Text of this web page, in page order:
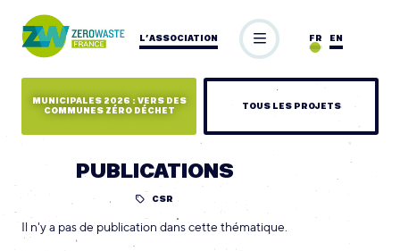
L’ASSOCIATION EN
FR
MUNICIPALES 2026 : VERS DES
COMMUNES ZÉRO DÉCHET
TOUS LES PROJETS
PUBLICATIONS
CSR
Il n'y a pas de publication dans cette thématique.